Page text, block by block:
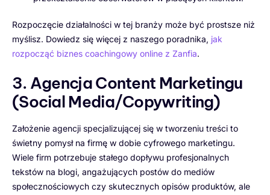
Rozpoczęcie działalności w tej branży może być prostsze niż
myślisz. Dowiedz się więcej z naszego poradnika, jak
rozpocząć biznes coachingowy online z Zanfia.
3. Agencja Content Marketingu
(Social Media/Copywriting)
Założenie agencji specjalizującej się w tworzeniu treści to
świetny pomysł na firmę w dobie cyfrowego marketingu.
Wiele firm potrzebuje stałego dopływu profesjonalnych
tekstów na blogi, angażujących postów do mediów
społecznościowych czy skutecznych opisów produktów, ale